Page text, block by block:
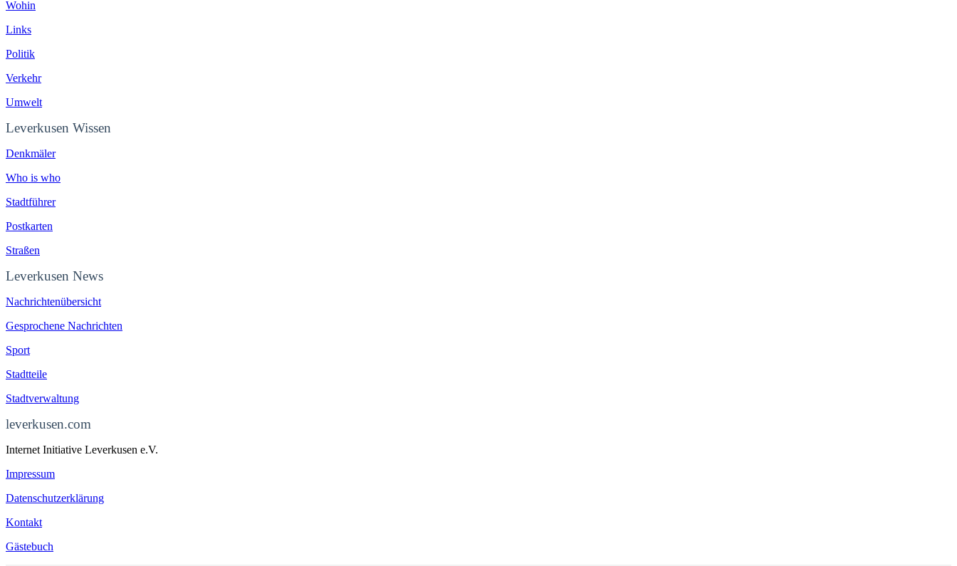
Wohin
Links
Politik
Verkehr
Umwelt
Leverkusen Wissen
Denkmäler
Who is who
Stadtführer
Postkarten
Straßen
Leverkusen News
Nachrichtenübersicht
Gesprochene Nachrichten
Sport
Stadtteile
Stadtverwaltung
leverkusen.com
Internet Initiative Leverkusen e.V.
Impressum
Datenschutzerklärung
Kontakt
Gästebuch